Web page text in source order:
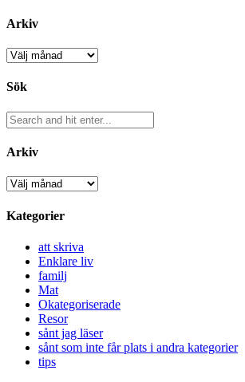
Arkiv
Arkiv
Sök
Arkiv
Arkiv
Kategorier
att skriva
Enklare liv
familj
Mat
Okategoriserade
Resor
sånt jag läser
sånt som inte får plats i andra kategorier
tips